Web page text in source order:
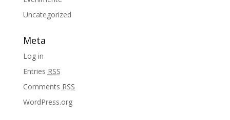
Uncategorized
Meta
Log in
Entries RSS
Comments RSS
WordPress.org